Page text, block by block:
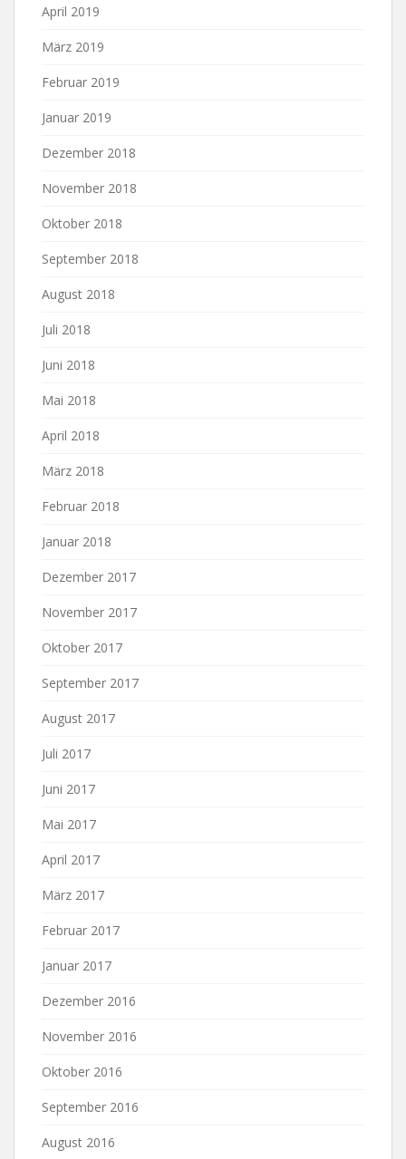
April 2019
März 2019
Februar 2019
Januar 2019
Dezember 2018
November 2018
Oktober 2018
September 2018
August 2018
Juli 2018
Juni 2018
Mai 2018
April 2018
März 2018
Februar 2018
Januar 2018
Dezember 2017
November 2017
Oktober 2017
September 2017
August 2017
Juli 2017
Juni 2017
Mai 2017
April 2017
März 2017
Februar 2017
Januar 2017
Dezember 2016
November 2016
Oktober 2016
September 2016
August 2016